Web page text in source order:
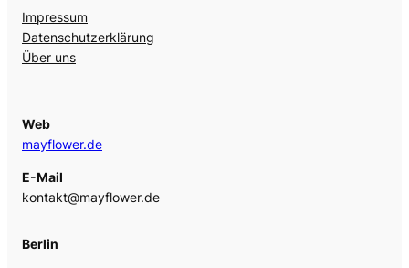
Impressum
Datenschutzerklärung
Über uns
Web
mayflower.de
E-Mail
kontakt@mayflower.de
Berlin